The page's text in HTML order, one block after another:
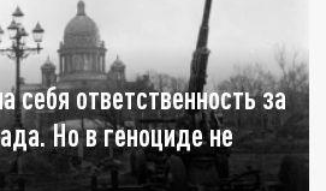
себя ответственность за
Но в геноциде не